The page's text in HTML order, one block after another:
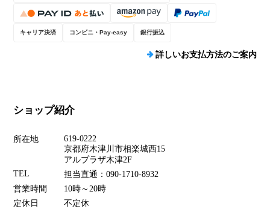
キャリア決済 コンビニ・Pay-easy 銀行振込
詳しいお支払方法のご案内
ショップ紹介
所在地
619-0222
京都府木津川市相楽城西15
アルプラザ木津2F
TEL
担当直通：090-1710-8932
営業時間
10時～20時
定休日
不定休